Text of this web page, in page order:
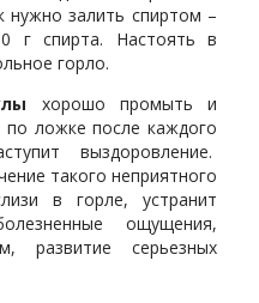
нужно залить спиртом –
г спирта. Настоять в
горло.
хорошо промыть и
ложке после каждого
выздоровление.
такого неприятного
в горле, устранит
ощущения,
развитие серьезных